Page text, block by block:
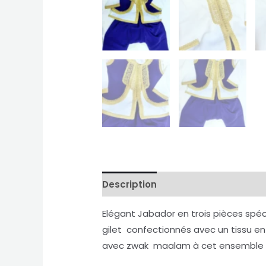
Description
Elégant Jabador en trois pièces
gilet confectionnés avec un tissu
avec zwak maalam à cet